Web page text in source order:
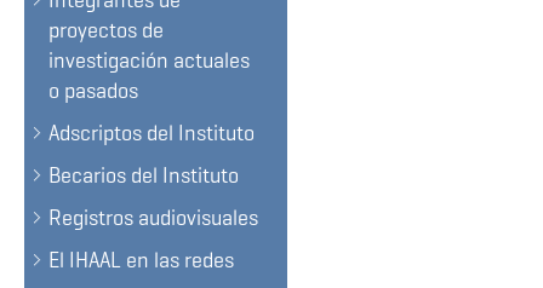
proyectos de
investigación actuales
o pasados
Adscriptos del Instituto
Becarios del Instituto
Registros audiovisuales
El IHAAL en las redes